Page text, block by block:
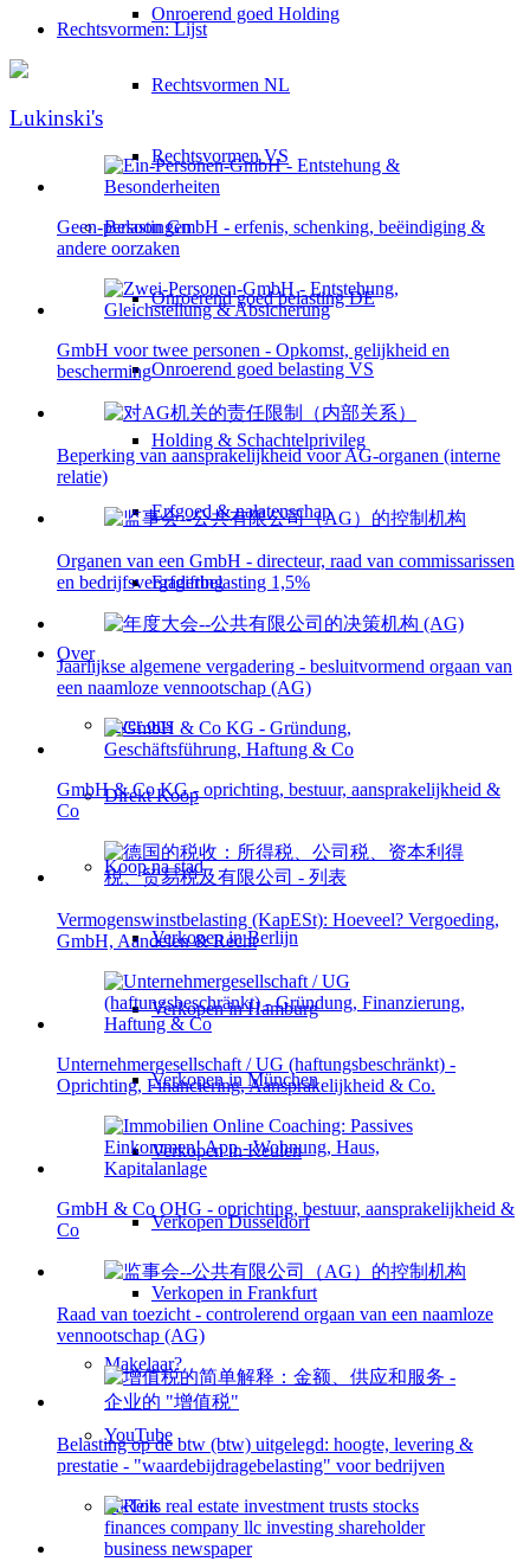
Onroerend goed Holding
Rechtsvormen NL
Rechtsvormen VS
Belastingen
Onroerend goed belasting DE
Onroerend goed belasting VS
Holding & Schachtelprivileg
Erfgoed & nalatenschap
Erfgiftbelasting 1,5%
Over
Over ons
Direkt Koop
Koop na stad
Verkopen in Berlijn
Verkopen in Hamburg
Verkopen in München
Verkopen in Keulen
Verkopen Düsseldorf
Verkopen in Frankfurt
Makelaar?
YouTube
TikTok
Rechtsvormen: Lijst
Lukinski's
Geen-persoon GmbH - erfenis, schenking, beëindiging &
andere oorzaken
GmbH voor twee personen - Opkomst, gelijkheid en
bescherming
Beperking van aansprakelijkheid voor AG-organen (interne
relatie)
Organen van een GmbH - directeur, raad van commissarissen
en bedrijfsvergadering
Jaarlijkse algemene vergadering - besluitvormend orgaan van
een naamloze vennootschap (AG)
GmbH & Co KG - oprichting, bestuur, aansprakelijkheid &
Co
Vermogenswinstbelasting (KapESt): Hoeveel? Vergoeding,
GmbH, Aandelen & Recht
Unternehmergesellschaft / UG (haftungsbeschränkt) -
Oprichting, Financiering, Aansprakelijkheid & Co.
GmbH & Co OHG - oprichting, bestuur, aansprakelijkheid &
Co
Raad van toezicht - controlerend orgaan van een naamloze
vennootschap (AG)
Belasting op de btw (btw) uitgelegd: hoogte, levering &
prestatie - "waardebijdragebelasting" voor bedrijven